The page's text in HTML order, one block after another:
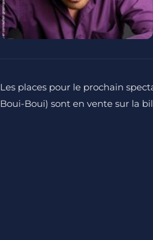
Les places pour le prochain
Boui-Boui) sont en vente sur la